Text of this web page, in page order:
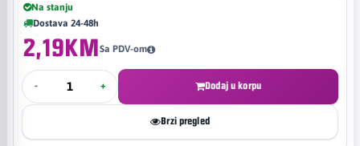
Na stanju
Dostava 24-48h
2,19KMSa PDV-om
- + Dodaj u korpu
Brzi pregled